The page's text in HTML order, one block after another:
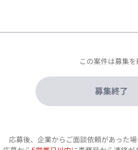
この案件は募集を
募集終了
応募後、企業からご面談依頼があった